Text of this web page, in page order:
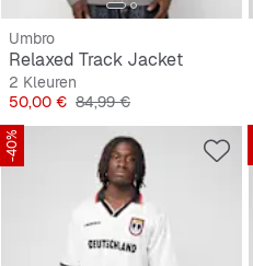
Umbro
Relaxed Track Jacket
2 Kleuren
Prijs
50,00 € Originele Prijs
84,99 €
-40%